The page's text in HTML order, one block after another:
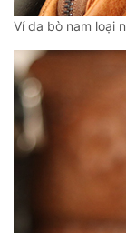
Ví da bò nam loại